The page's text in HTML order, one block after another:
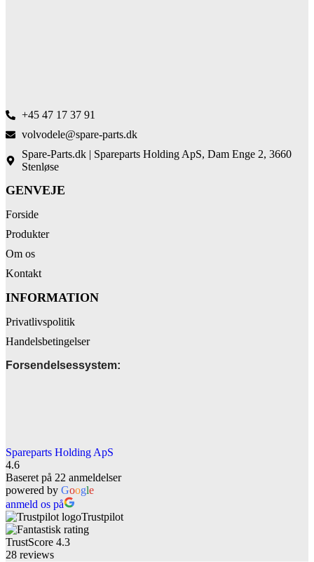
+45 47 17 37 91
volvodele@spare-parts.dk
Spare-Parts.dk | Spareparts Holding ApS, Dam Enge 2, 3660
Stenløse
GENVEJE
Forside
Produkter
Om os
Kontakt
INFORMATION
Privatlivspolitik
Handelsbetingelser
Forsendelsessystem:
Spareparts Holding ApS
4.6
Baseret på 22 anmeldelser
powered by Google
anmeld os på
Trustpilot
TrustScore 4.3
28 reviews